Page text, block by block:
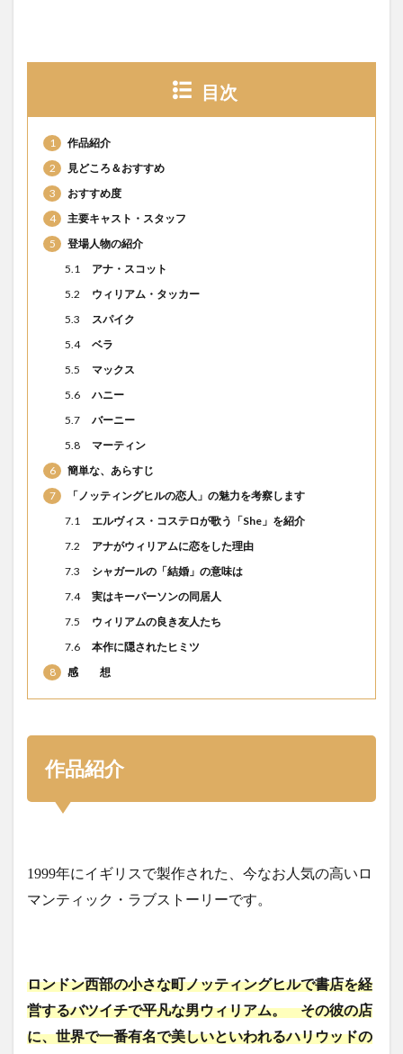
目次
1
作品紹介
2
見どころ＆おすすめ
3
おすすめ度
4
主要キャスト・スタッフ
5
登場人物の紹介
5.1
アナ・スコット
5.2
ウィリアム・タッカー
5.3
スパイク
5.4
ベラ
5.5
マックス
5.6
ハニー
5.7
バーニー
5.8
マーティン
6
簡単な、あらすじ
7
「ノッティングヒルの恋人」の魅力を考察します
7.1
エルヴィス・コステロが歌う「She」を紹介
7.2
アナがウィリアムに恋をした理由
7.3
シャガールの「結婚」の意味は
7.4
実はキーパーソンの同居人
7.5
ウィリアムの良き友人たち
7.6
本作に隠されたヒミツ
8
感 想
作品紹介
1999年にイギリスで製作された、今なお人気の高いロ
マンティック・ラブストーリーです。
ロンドン西部の小さな町ノッティングヒルで書店を経
営するバツイチで平凡な男ウィリアム。 その彼の店
に、世界で一番有名で美しいといわれるハリウッドの